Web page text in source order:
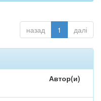
назад 1 далі
Автор(и)